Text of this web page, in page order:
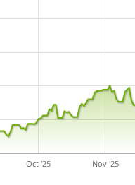
Oct '25 Nov '25